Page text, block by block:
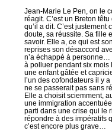
Jean-Marie Le Pen, on le
réagit. C’est un Breton
qu’il a dit. C’est
doute, sa réussite. Sa fille
savoir. Elle a, ce qui est
reprises son désaccord
n’a échappé à personne…
à polluer pendant six mois
une enfant gâtée et
l’un des cofondateurs il y
ne se passerait pas sans
Elle a choisit sciemment,
une immigration
parti dans une crise qui le
répondre à des impératifs
c’est encore plus grave…